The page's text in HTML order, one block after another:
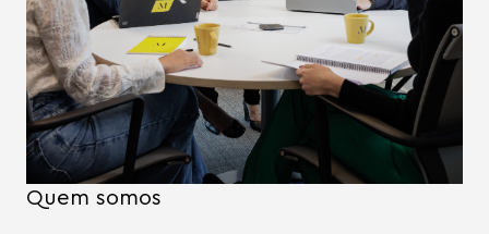
Quem somos